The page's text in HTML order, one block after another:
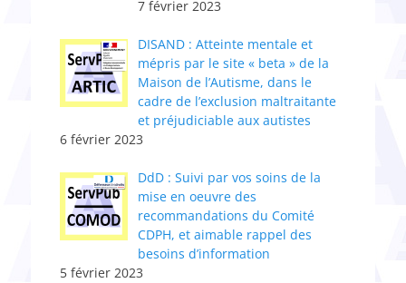
7 février 2023
DISAND : Atteinte mentale et
mépris par le site « beta » de la
Maison de l’Autisme, dans le
cadre de l’exclusion maltraitante
et préjudiciable aux autistes
6 février 2023
DdD : Suivi par vos soins de la
mise en oeuvre des
recommandations du Comité
CDPH, et aimable rappel des
besoins d’information
5 février 2023